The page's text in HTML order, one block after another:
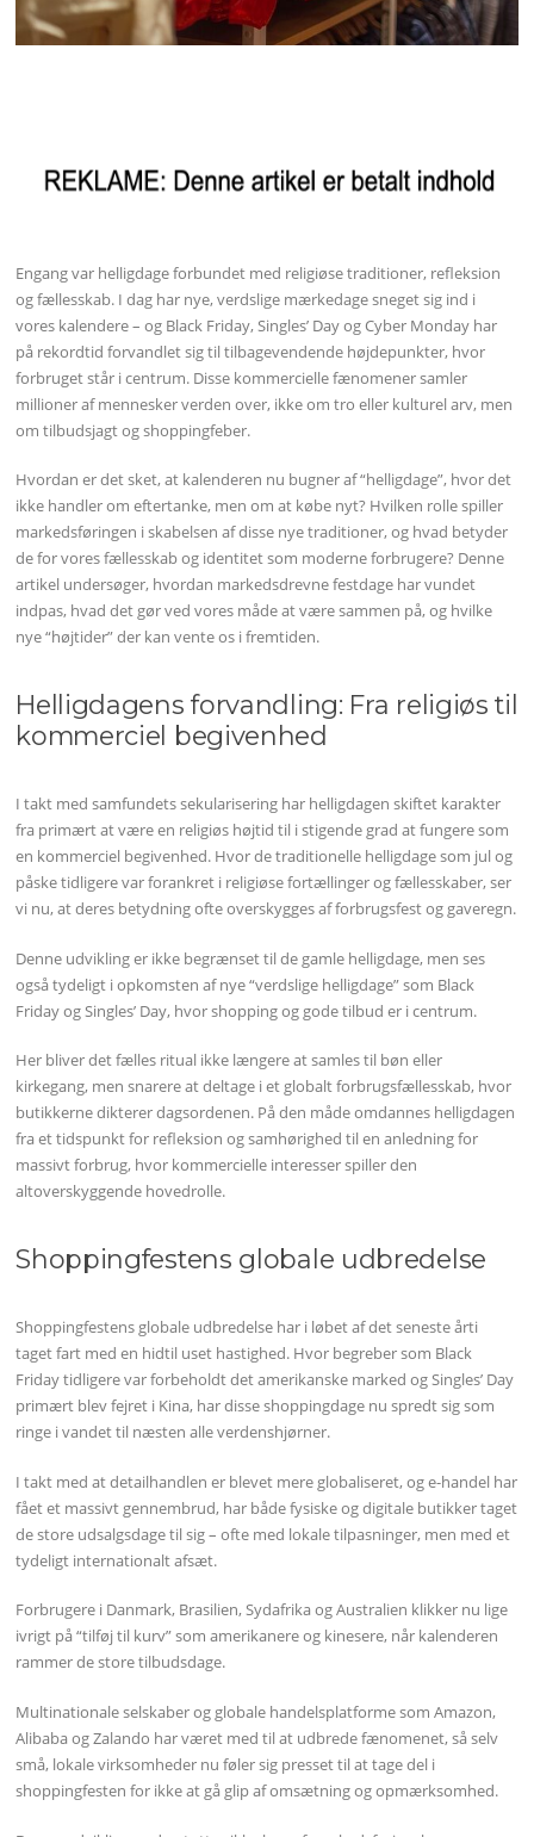
Engang var helligdage forbundet med religiøse traditioner, refleksion
og fællesskab. I dag har nye, verdslige mærkedage sneget sig ind i
vores kalendere – og Black Friday, Singles’ Day og Cyber Monday har
på rekordtid forvandlet sig til tilbagevendende højdepunkter, hvor
forbruget står i centrum. Disse kommercielle fænomener samler
millioner af mennesker verden over, ikke om tro eller kulturel arv, men
om tilbudsjagt og shoppingfeber.
Hvordan er det sket, at kalenderen nu bugner af “helligdage”, hvor det
ikke handler om eftertanke, men om at købe nyt? Hvilken rolle spiller
markedsføringen i skabelsen af disse nye traditioner, og hvad betyder
de for vores fællesskab og identitet som moderne forbrugere? Denne
artikel undersøger, hvordan markedsdrevne festdage har vundet
indpas, hvad det gør ved vores måde at være sammen på, og hvilke
nye “højtider” der kan vente os i fremtiden.
Helligdagens forvandling: Fra religiøs til
kommerciel begivenhed
I takt med samfundets sekularisering har helligdagen skiftet karakter
fra primært at være en religiøs højtid til i stigende grad at fungere som
en kommerciel begivenhed. Hvor de traditionelle helligdage som jul og
påske tidligere var forankret i religiøse fortællinger og fællesskaber, ser
vi nu, at deres betydning ofte overskygges af forbrugsfest og gaveregn.
Denne udvikling er ikke begrænset til de gamle helligdage, men ses
også tydeligt i opkomsten af nye “verdslige helligdage” som Black
Friday og Singles’ Day, hvor shopping og gode tilbud er i centrum.
Her bliver det fælles ritual ikke længere at samles til bøn eller
kirkegang, men snarere at deltage i et globalt forbrugsfællesskab, hvor
butikkerne dikterer dagsordenen. På den måde omdannes helligdagen
fra et tidspunkt for refleksion og samhørighed til en anledning for
massivt forbrug, hvor kommercielle interesser spiller den
altoverskyggende hovedrolle.
Shoppingfestens globale udbredelse
Shoppingfestens globale udbredelse har i løbet af det seneste årti
taget fart med en hidtil uset hastighed. Hvor begreber som Black
Friday tidligere var forbeholdt det amerikanske marked og Singles’ Day
primært blev fejret i Kina, har disse shoppingdage nu spredt sig som
ringe i vandet til næsten alle verdenshjørner.
I takt med at detailhandlen er blevet mere globaliseret, og e-handel har
fået et massivt gennembrud, har både fysiske og digitale butikker taget
de store udsalgsdage til sig – ofte med lokale tilpasninger, men med et
tydeligt internationalt afsæt.
Forbrugere i Danmark, Brasilien, Sydafrika og Australien klikker nu lige
ivrigt på “tilføj til kurv” som amerikanere og kinesere, når kalenderen
rammer de store tilbudsdage.
Multinationale selskaber og globale handelsplatforme som Amazon,
Alibaba og Zalando har været med til at udbrede fænomenet, så selv
små, lokale virksomheder nu føler sig presset til at tage del i
shoppingfesten for ikke at gå glip af omsætning og opmærksomhed.